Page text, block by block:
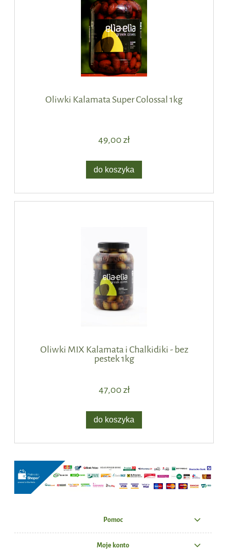
Oliwki Kalamata Super Colossal 1kg
49,00 zł
do koszyka
Oliwki MIX Kalamata i Chalkidiki - bez
pestek 1kg
47,00 zł
do koszyka
Pomoc
Moje konto